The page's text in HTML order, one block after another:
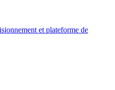
et plateforme de